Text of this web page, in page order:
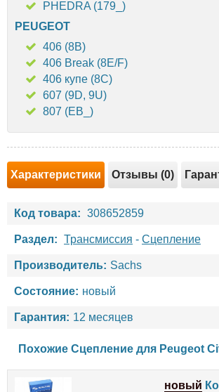
PHEDRA (179_)
PEUGEOT
406 (8B)
406 Break (8E/F)
406 купе (8C)
607 (9D, 9U)
807 (EB_)
Характеристики Отзывы (0)
Код товара: 308652859
Раздел: Трансмиссия - Сцепление
Производитель: Sachs
Состояние: новый
Гарантия: 12 месяцев
Похожие Сцепление для Peugeot
новый